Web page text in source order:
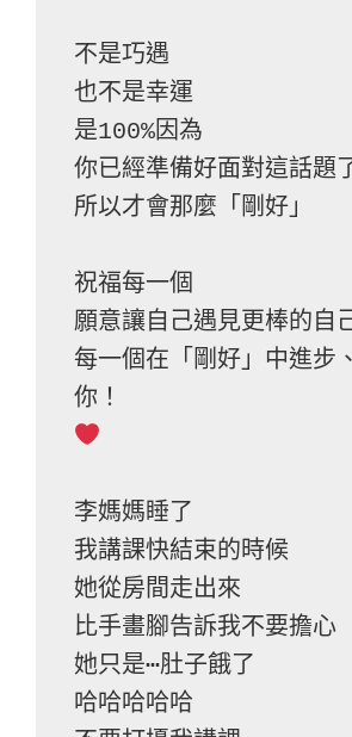
不是巧遇
也不是幸運
是100%因為
你已經準備好面對這話題
所以才會那麼「剛好」
祝福每一個
願意讓自己遇見更棒的自
每一個在「剛好」中進步
李媽媽睡了
我講課快結束的時候
她從房間走出來
比手畫腳告訴我不要擔心
她只是⋯肚子餓了
哈哈哈哈哈